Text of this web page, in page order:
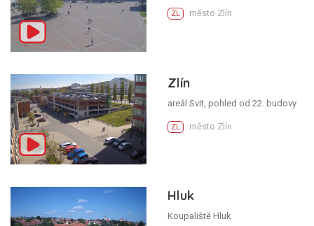
ZL město Zlín
Zlín
areál Svit, pohled od 22. budovy
ZL město Zlín
Hluk
Koupaliště Hluk